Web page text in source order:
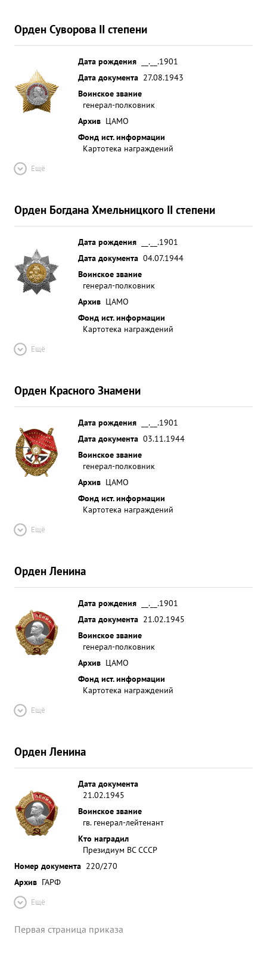
Орден Суворова II степени
Дата рождения
__.__.1901
Дата документа 27.08.1943
Воинское звание
генерал-полковник
Архив ЦАМО
Фонд ист. информации
Картотека награждений
Ещё
Орден Богдана Хмельницкого II степени
Дата рождения
__.__.1901
Дата документа 04.07.1944
Воинское звание
генерал-полковник
Архив ЦАМО
Фонд ист. информации
Картотека награждений
Ещё
Орден Красного Знамени
Дата рождения
__.__.1901
Дата документа 03.11.1944
Воинское звание
генерал-полковник
Архив ЦАМО
Фонд ист. информации
Картотека награждений
Ещё
Орден Ленина
Дата рождения
__.__.1901
Дата документа 21.02.1945
Воинское звание
генерал-полковник
Архив ЦАМО
Фонд ист. информации
Картотека награждений
Ещё
Орден Ленина
Дата документа
21.02.1945
Воинское звание
гв. генерал-лейтенант
Кто наградил
Президиум ВС СССР
Номер документа 220/270
Архив ГАРФ
Ещё
Первая страница приказа